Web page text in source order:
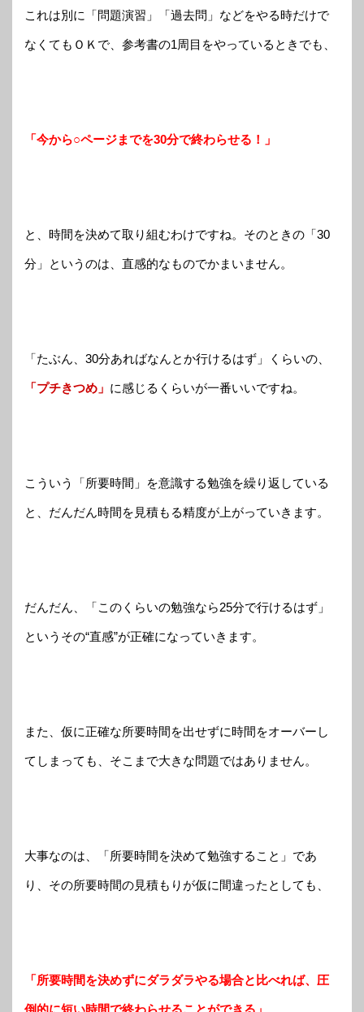
これは別に「問題演習」「過去問」などをやる時だけで
なくてもＯＫで、参考書の1周目をやっているときでも、
「今から○ページまでを30分で終わらせる！」
と、時間を決めて取り組むわけですね。そのときの「30
分」というのは、直感的なものでかまいません。
「たぶん、30分あればなんとか行けるはず」くらいの、
「プチきつめ」 に感じるくらいが一番いいですね。
こういう「所要時間」を意識する勉強を繰り返している
と、だんだん時間を見積もる精度が上がっていきます。
だんだん、「このくらいの勉強なら25分で行けるはず」
というその“直感”が正確になっていきます。
また、仮に正確な所要時間を出せずに時間をオーバーし
てしまっても、そこまで大きな問題ではありません。
大事なのは、「所要時間を決めて勉強すること」であ
り、その所要時間の見積もりが仮に間違ったとしても、
「所要時間を決めずにダラダラやる場合と比べれば、圧
倒的に短い時間で終わらせることができる」